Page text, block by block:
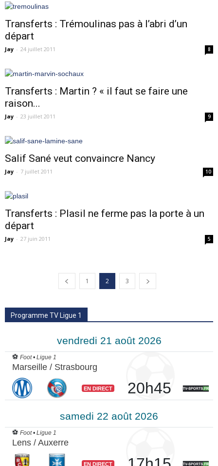
Transferts : Trémoulinas pas à l’abri d’un
départ
Jay - 24 juillet 2011 8
Transferts : Martin ? « il faut se faire une
raison...
Jay - 23 juillet 2011 9
Salif Sané veut convaincre Nancy
Jay - 7 juillet 2011 10
Transferts : Plasil ne ferme pas la porte à un
départ
Jay - 27 juin 2011 5
1 2 3
Programme TV Ligue 1